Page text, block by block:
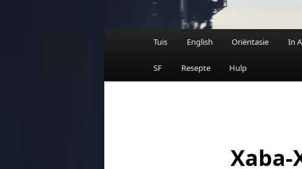
Tuis English Oriëntasie In
SF Resepte Hulp
Xaba-